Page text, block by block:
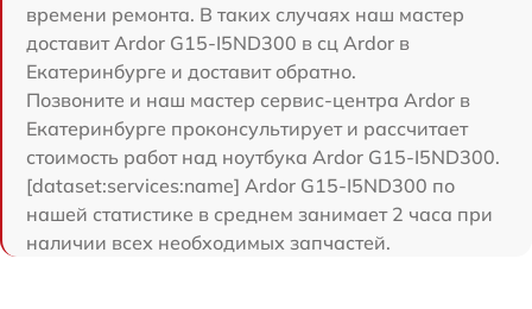
времени ремонта. В таких случаях наш мастер
доставит Ardor G15-I5ND300 в сц Ardor в
Екатеринбурге и доставит обратно.
Позвоните и наш мастер сервис-центра Ardor в
Екатеринбурге проконсультирует и рассчитает
стоимость работ над ноутбука Ardor G15-I5ND300.
[dataset:services:name] Ardor G15-I5ND300 по
нашей статистике в среднем занимает 2 часа при
наличии всех необходимых запчастей.